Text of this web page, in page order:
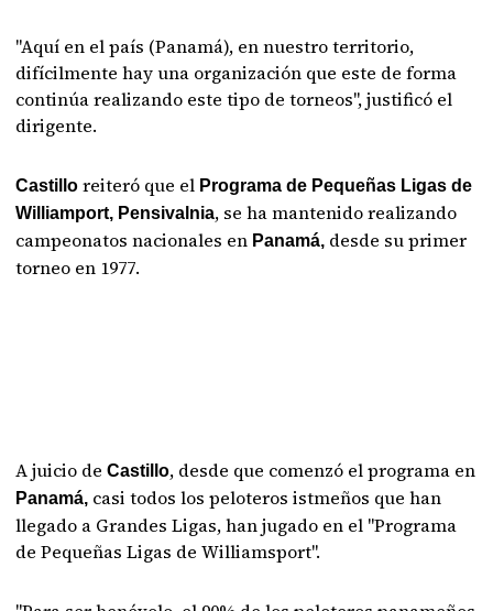
"Aquí en el país (Panamá), en nuestro territorio,
difícilmente hay una organización que este de forma
continúa realizando este tipo de torneos", justificó el
dirigente.
Castilloreiteró que el Programa de Pequeñas Ligas de
Williamport, Pensivalnia, se ha mantenido realizando
campeonatos nacionales en Panamá, desde su primer
torneo en 1977.
A juicio de Castillo, desde que comenzó el programa en
Panamá, casi todos los peloteros istmeños que han
llegado a Grandes Ligas, han jugado en el "Programa
de Pequeñas Ligas de Williamsport".